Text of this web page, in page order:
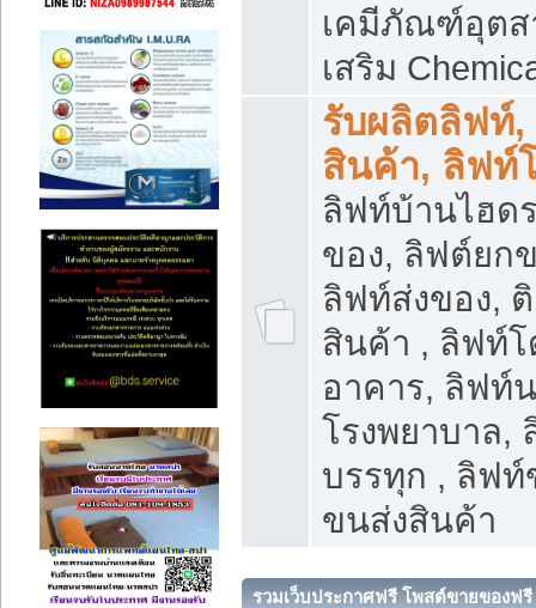
เคมีภัณฑ์อุตส
เสริม
รับผลิตลิฟท์
สินค้า, ลิฟท์
ลิฟท์บ้านไฮด
ของ, ลิฟต์ยก
ลิฟท์ส่งของ,
สินค้า , ลิฟท์
อาคาร, ลิฟท์
โรงพยาบาล,
บรรทุก , ลิฟ
ขนส่งสินค้า
รวมเว็บประกาศฟรี โพสต์ขายของฟรี